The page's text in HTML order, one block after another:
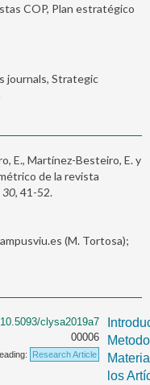
COP, Plan estratégico
journals, Strategic
E., Martínez-Besteiro, E. y
de la revista
30, 41-52.
(M. Tortosa);
clysa2019a7
00006
Research Article
los